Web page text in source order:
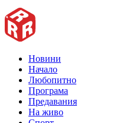
Новини
Начало
Любопитно
Програма
Предавания
На живо